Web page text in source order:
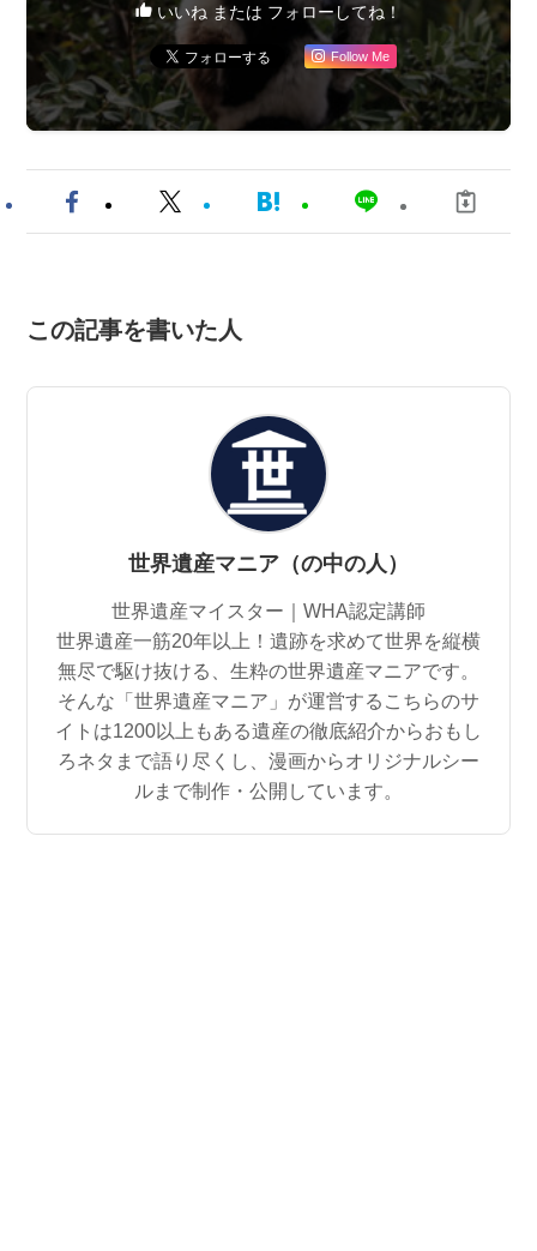
いいね または フォローしてね！
Follow Me
この記事を書いた人
世界遺産マニア（の中の人）
世界遺産マイスター｜WHA認定講師
世界遺産一筋20年以上！遺跡を求めて世界を縦横
無尽で駆け抜ける、生粋の世界遺産マニアです。
そんな「世界遺産マニア」が運営するこちらのサ
イトは1200以上もある遺産の徹底紹介からおもし
ろネタまで語り尽くし、漫画からオリジナルシー
ルまで制作・公開しています。